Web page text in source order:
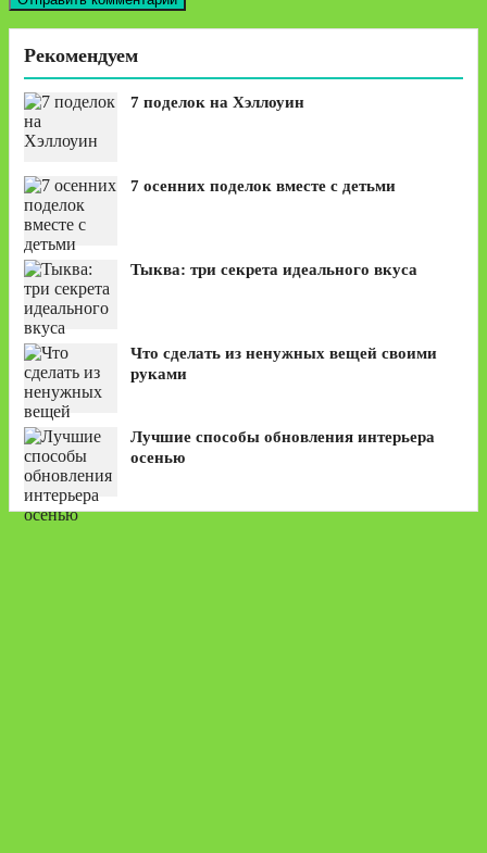
Рекомендуем
7 поделок на Хэллоуин
7 осенних поделок вместе с детьми
Тыква: три секрета идеального вкуса
Что сделать из ненужных вещей своими
руками
Лучшие способы обновления интерьера
осенью